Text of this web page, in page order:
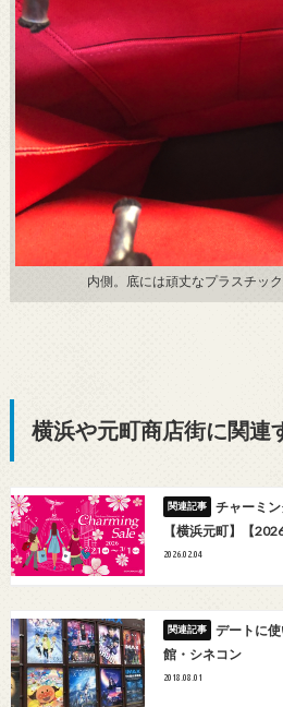
内側。底には頑丈なプラスチッ
横浜や元町商店街に関連
チャーミ
【横浜元町】【
2026.02.04
デートに
館・シネコン
2018.08.01